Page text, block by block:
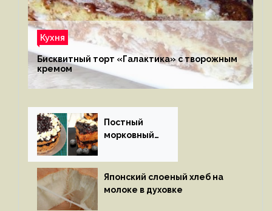
Кухня
Бисквитный торт «Галактика» с творожным
кремом
Постный
морковный
Японский слоеный хлеб на
молоке в духовке